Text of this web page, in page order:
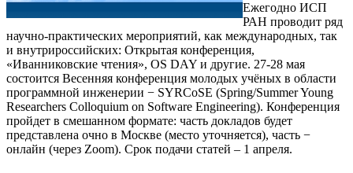
Ежегодно ИСП
РАН проводит ряд
научно-практических мероприятий, как международных, так
и внутрироссийских: Открытая конференция,
«Иванниковские чтения», OS DAY и другие. 27-28 мая
состоится Весенняя конференция молодых учёных в области
программной инженерии − SYRCoSE (Spring/Summer Young
Researchers Colloquium on Software Engineering). Конференция
пройдет в смешанном формате: часть докладов будет
представлена очно в Москве (место уточняется), часть −
онлайн (через Zoom). Срок подачи статей – 1 апреля.